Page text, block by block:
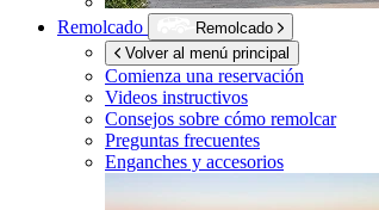
Remolcado
Remolcado
Volver al menú principal
Comienza una reservación
Videos instructivos
Consejos sobre cómo remolcar
Preguntas frecuentes
Enganches y accesorios